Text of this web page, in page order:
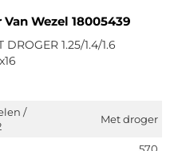
Wezel 18005439
1.25/1.4/1.6
/
Met droger